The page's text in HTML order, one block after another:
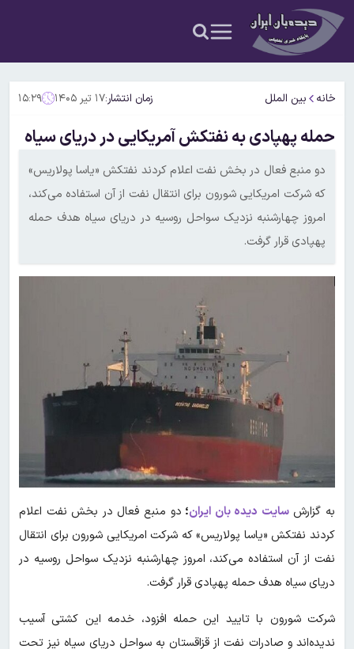
خانه بین الملل زمان انتشار:۱۷ تیر ۱۴۰۵ ۱۵:۲۹
حمله پهپادی به نفتکش آمریکایی در دریای سیاه
دو منبع فعال در بخش نفت اعلام کردند نفتکش «یاسا پولاریس»
که شرکت امریکایی شورون برای انتقال نفت از آن استفاده می‌کند،
امروز چهارشنبه نزدیک سواحل روسیه در دریای سیاه هدف حمله
پهپادی قرار گرفت.
به گزارشسایت دیده بان ایران؛ دو منبع فعال در بخش نفت اعلام
کردند نفتکش «یاسا پولاریس» که شرکت امریکایی شورون برای انتقال
نفت از آن استفاده می‌کند، امروز چهارشنبه نزدیک سواحل روسیه در
دریای سیاه هدف حمله پهپادی قرار گرفت.
شرکت شورون با تایید این حمله افزود، خدمه این کشتی آسیب
ندیده‌اند و صادرات نفت از قزاقستان به سواحل دریای سیاه نیز تحت